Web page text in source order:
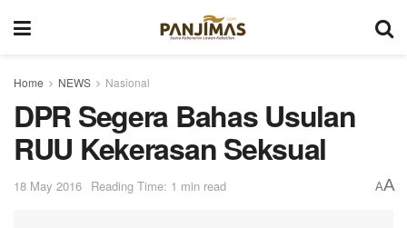
Home NEWS Nasional
DPR Segera Bahas Usulan
RUU Kekerasan Seksual
18 May 2016 Reading Time: 1 min read AA